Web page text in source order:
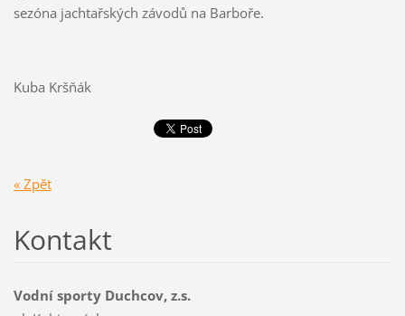
sezóna jachtařských závodů na Barboře.
Kuba Kršňák
« Zpět
Kontakt
Vodní sporty Duchcov, z.s.